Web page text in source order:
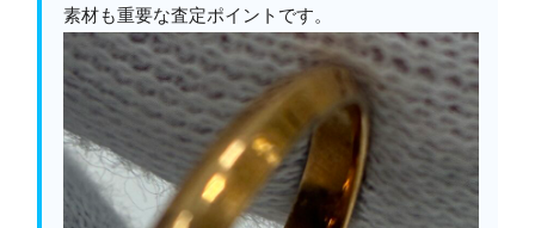
素材も重要な査定ポイントです。